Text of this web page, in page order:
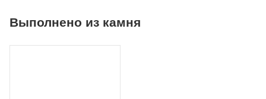
Выполнено из камня